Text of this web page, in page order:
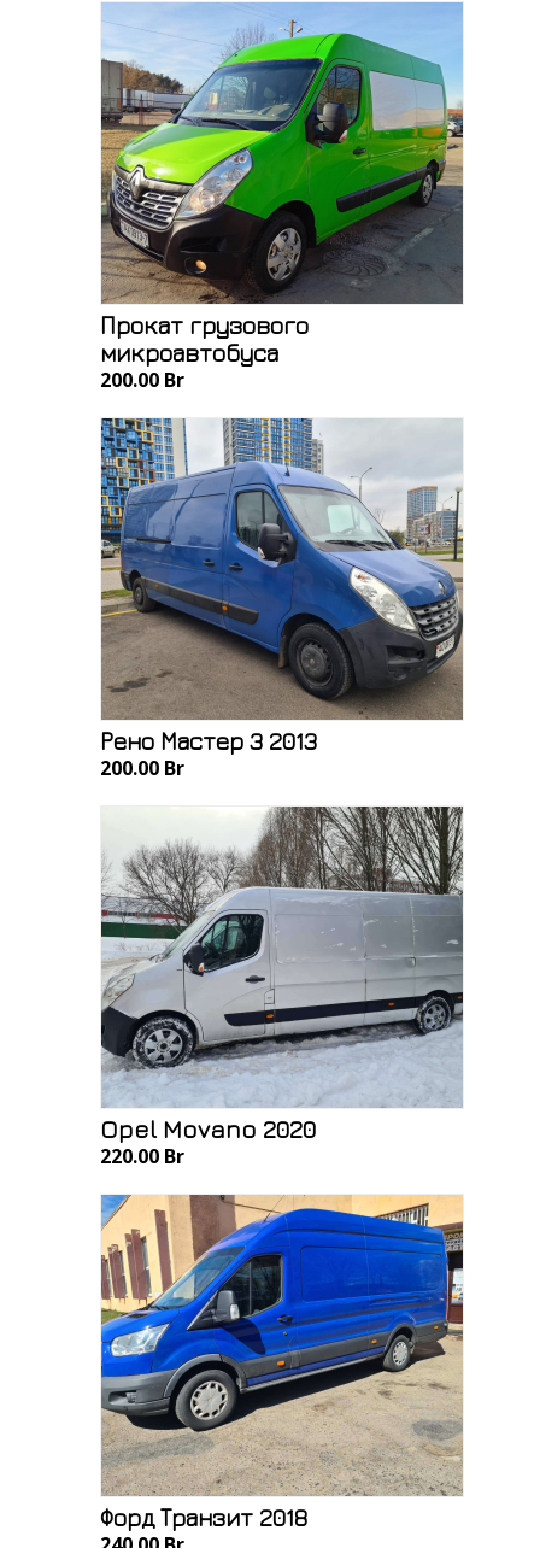
Прокат грузового
микроавтобуса
200.00 Br
Рено Мастер 3 2013
200.00 Br
Opel Movano 2020
220.00 Br
Форд Транзит 2018